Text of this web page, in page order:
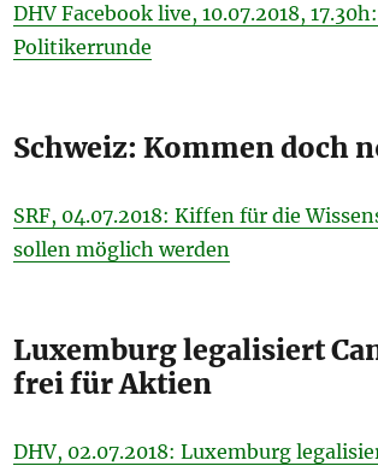
DHV Facebook live, 10.07.2018,
Politikerrunde
Schweiz: Kommen doch
SRF, 04.07.2018: Kiffen für die
sollen möglich werden
Luxemburg legalisiert
frei für Aktien
DHV, 02.07.2018: Luxemburg